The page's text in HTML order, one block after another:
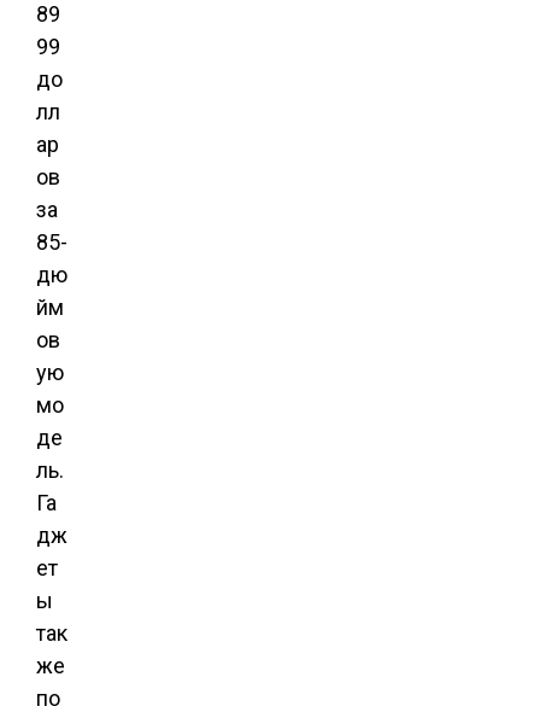
89
99
до
лл
ар
ов
за
85-
дю
йм
ов
ую
мо
де
ль.
Га
дж
ет
ы
так
же
по